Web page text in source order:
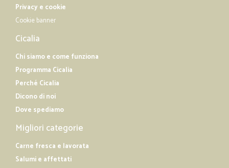
Privacy e cookie
Cookie banner
Cicalia
Chi siamo e come funziona
Programma Cicalia
Perché Cicalia
Dicono di noi
Dove spediamo
Migliori categorie
Carne fresca e lavorata
Salumi e affettati